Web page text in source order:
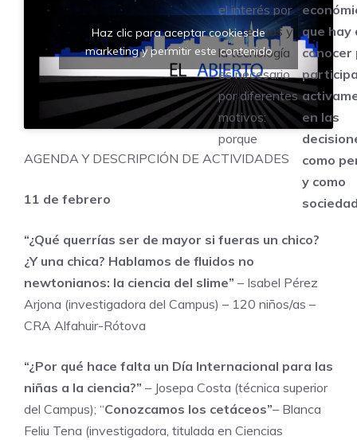
el interés por
las ciencias y
la tecnología
es necesario
por diferentes
motivos:
porque
que hay
conocer
en las
como
y como
Haz clic para aceptar cookies de
marketing y permitir este contenido
AGENDA Y DESCRIPCIÓN DE ACTIVIDADES
11 de febrero
“¿Qué querrías ser de mayor si fueras un chico?
¿Y una chica? Hablamos de fluidos no
newtonianos: la ciencia del slime” – Isabel Pérez
Arjona (investigadora del Campus) – 120 niños/as –
CRA Alfahuir-Rótova
“¿Por qué hace falta un Día Internacional para las
niñas a la ciencia?” – Josepa Costa (técnica superior
del Campus); “Conozcamos los cetáceos”– Blanca
Feliu Tena (investigadora, titulada en Ciencias